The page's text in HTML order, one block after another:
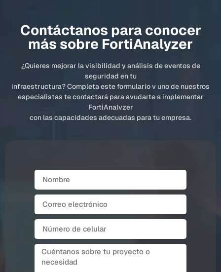
Contáctanos para conocer
más sobre FortiAnalyzer
¿Quieres mejorar la visibilidad y análisis de eventos de
seguridad en tu
infraestructura? Completa este formulario v uno de nuestros
especialistas te contactará para avudarte a implementar
FortiAnalvzer
con las capacidades adecuadas para tu empresa.